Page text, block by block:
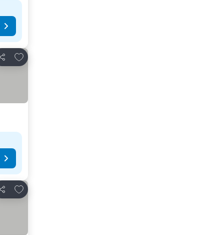
Κοινοποίηση
Προσθήκη στα αγαπημένα
Κοινοποίηση
Προσθήκη στα αγαπημένα